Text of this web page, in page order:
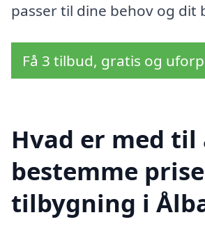
passer til dine behov og dit
Få 3 tilbud, gratis og
Hvad er med til
bestemme
tilbygning i